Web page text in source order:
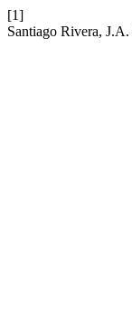
[1]
Santiago Rivera,